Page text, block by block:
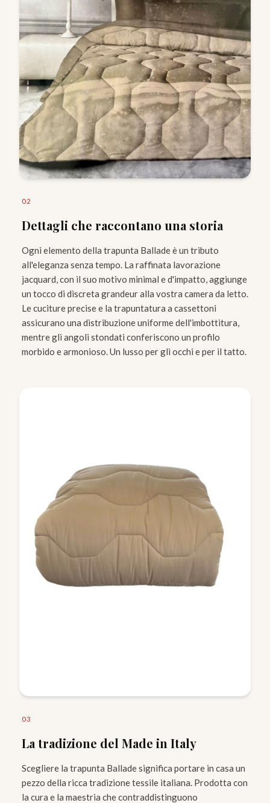
02
Dettagli che raccontano una storia
Ogni elemento della trapunta Ballade è un tributo
all'eleganza senza tempo. La raffinata lavorazione
jacquard, con il suo motivo minimal e d'impatto, aggiunge
un tocco di discreta grandeur alla vostra camera da letto.
Le cuciture precise e la trapuntatura a cassettoni
assicurano una distribuzione uniforme dell'imbottitura,
mentre gli angoli stondati conferiscono un profilo
morbido e armonioso. Un lusso per gli occhi e per il tatto.
03
La tradizione del Made in Italy
Scegliere la trapunta Ballade significa portare in casa un
pezzo della ricca tradizione tessile italiana. Prodotta con
la cura e la maestria che contraddistinguono